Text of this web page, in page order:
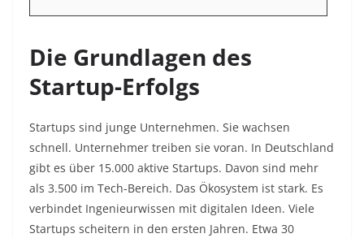
Die Grundlagen des
Startup-Erfolgs
Startups sind junge Unternehmen. Sie wachsen
schnell. Unternehmer treiben sie voran. In Deutschland
gibt es über 15.000 aktive Startups. Davon sind mehr
als 3.500 im Tech-Bereich. Das Ökosystem ist stark. Es
verbindet Ingenieurwissen mit digitalen Ideen. Viele
Startups scheitern in den ersten Jahren. Etwa 30